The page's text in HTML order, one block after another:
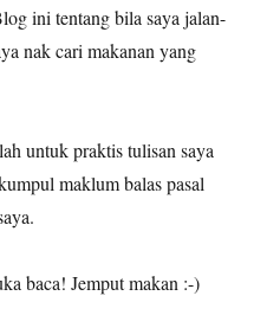
ini tentang bila saya jalan-
nak cari makanan yang
untuk praktis tulisan saya
maklum balas pasal
baca! Jemput makan :-)